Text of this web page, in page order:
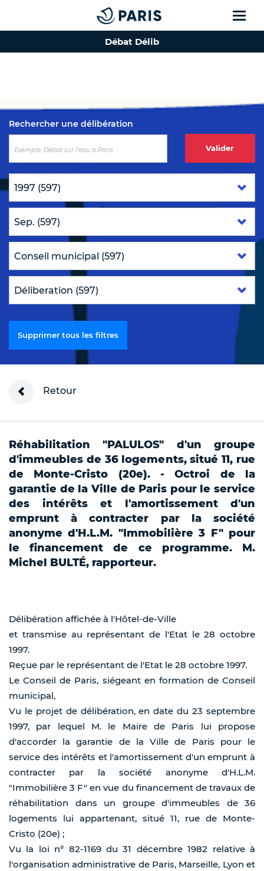
Top of the page
Débat Délib
Rechercher une délibération
Valider
Supprimer tous les filtres
Retour
Réhabilitation "PALULOS" d'un groupe
d'immeubles de 36 logements, situé 11, rue
de Monte-Cristo (20e). - Octroi de la
garantie de la Ville de Paris pour le service
des intérêts et l'amortissement d'un
emprunt à contracter par la société
anonyme d'H.L.M. "Immobilière 3 F" pour
le financement de ce programme. M.
Michel BULTÉ, rapporteur.
Délibération affichée à l'Hôtel-de-Ville
et transmise au représentant de l'Etat le 28 octobre
1997.
Reçue par le représentant de l'Etat le 28 octobre 1997.
Le Conseil de Paris, siégeant en formation de Conseil
municipal,
Vu le projet de délibération, en date du 23 septembre
1997, par lequel M. le Maire de Paris lui propose
d'accorder la garantie de la Ville de Paris pour le
service des intérêts et l'amortissement d'un emprunt à
contracter par la société anonyme d'H.L.M.
"Immobilière 3 F" en vue du financement de travaux de
réhabilitation dans un groupe d'immeubles de 36
logements lui appartenant, situé 11, rue de Monte-
Cristo (20e) ;
Vu la loi n° 82-1169 du 31 décembre 1982 relative à
l'organisation administrative de Paris, Marseille, Lyon et